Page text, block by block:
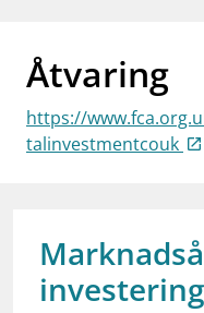
businessOm
mail_outlineKontakt oss
notifications_noneAbonner på
Åtvaring
https://
talinvestmentcouk